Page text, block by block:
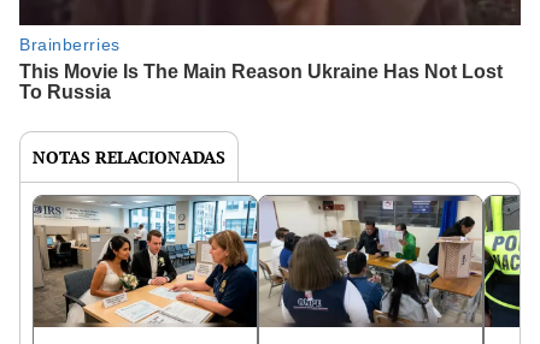
NOTAS RELACIONADAS